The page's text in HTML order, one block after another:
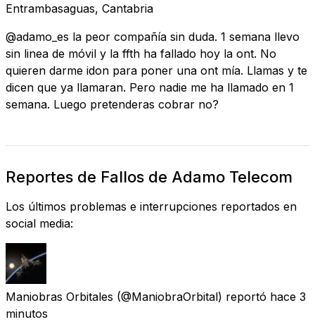
Entrambasaguas, Cantabria
@adamo_es la peor compañía sin duda. 1 semana llevo
sin linea de móvil y la ffth ha fallado hoy la ont. No
quieren darme idon para poner una ont mía. Llamas y te
dicen que ya llamaran. Pero nadie me ha llamado en 1
semana. Luego pretenderas cobrar no?
Reportes de Fallos de Adamo Telecom
Los últimos problemas e interrupciones reportados en
social media:
Maniobras Orbitales (@ManiobraOrbital) reportó hace 3
minutos